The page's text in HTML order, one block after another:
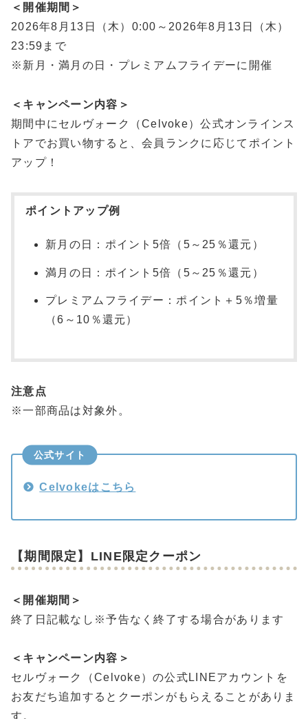
＜開催期間＞
2026年8月13日（木）0:00～2026年8月13日（木）
23:59まで
※新月・満月の日・プレミアムフライデーに開催
＜キャンペーン内容＞
期間中にセルヴォーク（Celvoke）公式オンラインス
トアでお買い物すると、会員ランクに応じてポイント
アップ！
ポイントアップ例
新月の日：ポイント5倍（5～25％還元）
満月の日：ポイント5倍（5～25％還元）
プレミアムフライデー：ポイント＋5％増量
（6～10％還元）
注意点
※一部商品は対象外。
公式サイト
Celvokeはこちら
【期間限定】LINE限定クーポン
＜開催期間＞
終了日記載なし※予告なく終了する場合があります
＜キャンペーン内容＞
セルヴォーク（Celvoke）の公式LINEアカウントを
お友だち追加するとクーポンがもらえることがありま
す。